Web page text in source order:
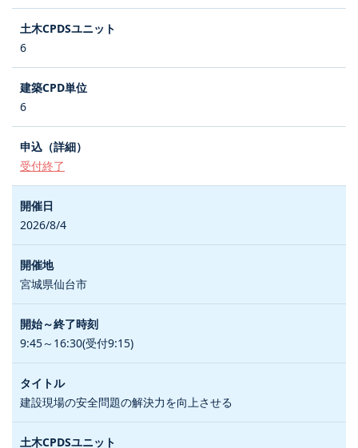
6
6
受付終了
2026/8/4
宮城県仙台市
9:45～16:30(受付9:15)
建設現場の安全問題の解決力を向上させる